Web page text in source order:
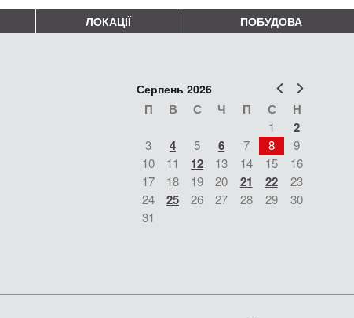
ЛОКАЦІЇ ПОБУДОВА
Попер
Серпень 2026
П В С Ч П С Н
1 2
3 4 5 6 7 8
9
10
11 12 13 14 15
16
17
18 19 20 21 22
23
24
25 26 27 28 29
30
31